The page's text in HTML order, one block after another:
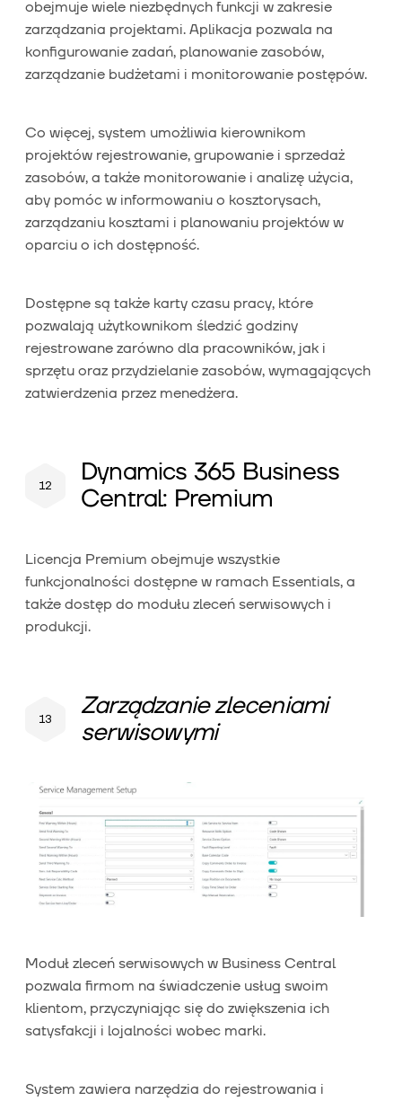
obejmuje wiele niezbędnych funkcji w zakresie
zarządzania projektami. Aplikacja pozwala na
konfigurowanie zadań, planowanie zasobów,
zarządzanie budżetami i monitorowanie postępów.
Co więcej, system umożliwia kierownikom
projektów rejestrowanie, grupowanie i sprzedaż
zasobów, a także monitorowanie i analizę użycia,
aby pomóc w informowaniu o kosztorysach,
zarządzaniu kosztami i planowaniu projektów w
oparciu o ich dostępność.
Dostępne są także karty czasu pracy, które
pozwalają użytkownikom śledzić godziny
rejestrowane zarówno dla pracowników, jak i
sprzętu oraz przydzielanie zasobów, wymagających
zatwierdzenia przez menedżera.
Dynamics 365 Business
Central: Premium
Licencja Premium obejmuje wszystkie
funkcjonalności dostępne w ramach Essentials, a
także dostęp do modułu zleceń serwisowych i
produkcji.
Zarządzanie zleceniami
serwisowymi
Moduł zleceń serwisowych w Business Central
pozwala firmom na świadczenie usług swoim
klientom, przyczyniając się do zwiększenia ich
satysfakcji i lojalności wobec marki.
System zawiera narzędzia do rejestrowania i